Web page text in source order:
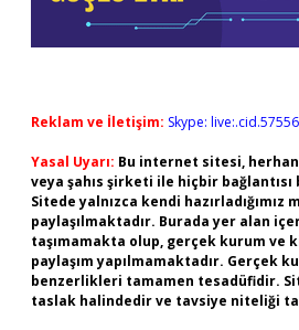
Reklam ve İletişim: Skype:
Yasal Uyarı: Bu internet sitesi,
veya şahıs şirketi ile hiçbir
Sitede yalnızca kendi hazırladığımız
paylaşılmaktadır. Burada yer alan
taşımamakta olup, gerçek kurum ve
paylaşım yapılmamaktadır. Gerçek
benzerlikleri tamamen tesadüfidir.
taslak halindedir ve tavsiye niteliği